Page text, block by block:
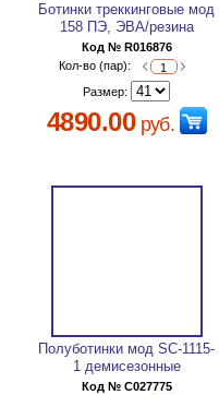
Ботинки треккинговые мод
158 ПЭ, ЭВА/резина
Код № R016876
Кол-во (пар):
Размер:
4890.00руб.
Полуботинки мод SC-1115-
1 демисезонные
Код № C027775